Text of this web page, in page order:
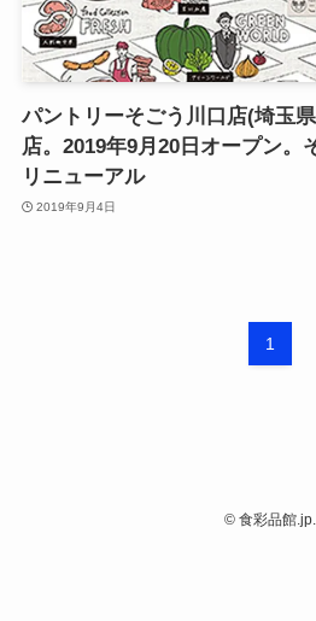
パントリーそごう川口店(埼玉
店。2019年9月20日オープン。
リニューアル
2019年9月4日
1
© 食彩品館.jp.